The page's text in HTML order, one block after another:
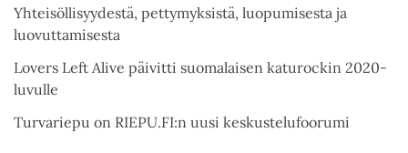
Yhteisöllisyydestä, pettymyksistä, luopumisesta ja
luovuttamisesta
Lovers Left Alive päivitti suomalaisen katurockin 2020-
luvulle
Turvariepu on RIEPU.FI:n uusi keskustelufoorumi